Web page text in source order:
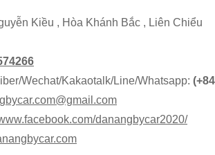
Kiều , Hòa Khánh Bắc , Liên Chiểu
Wechat/Kakaotalk/Line/Whatsapp:
danangbycar2020/